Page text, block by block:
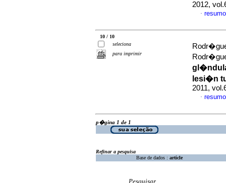
2012,
·
10 / 10
seleciona
para imprimir
lesi�n
2011,
·
p�gina 1 de 1
Refinar a pesquisa
Base de dados : article
Pesquisar